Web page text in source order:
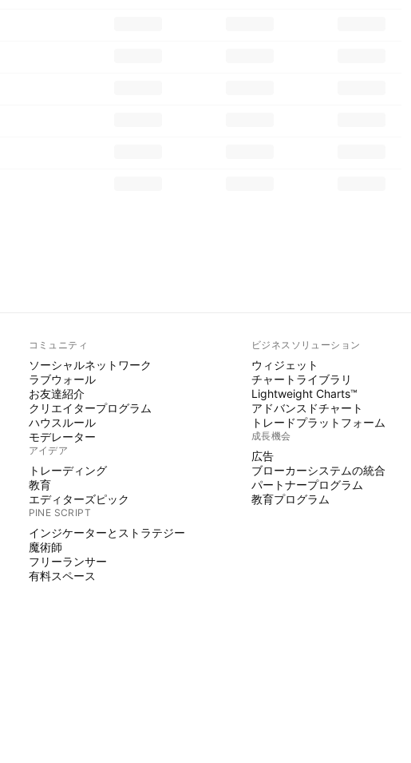
コミュニティ
ソーシャルネットワーク
ラブウォール
お友達紹介
クリエイタープログラム
ハウスルール
モデレーター
アイデア
トレーディング
教育
エディターズピック
PINE SCRIPT
インジケーターとストラテジー
魔術師
フリーランサー
有料スペース
ビジネスソリューション
ウィジェット
チャートライブラリ
Lightweight Charts™
アドバンスドチャート
トレードプラットフォーム
成長機会
広告
ブローカーシステムの統合
パートナープログラム
教育プログラム